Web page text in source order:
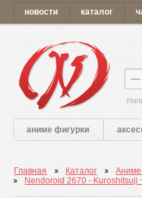
новости каталог
аниме фигурки
Главная Каталог Аниме
Nendoroid 2670 - Kuroshitsuji